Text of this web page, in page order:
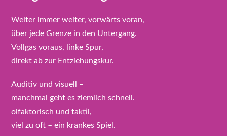
Weiter immer weiter, vorwärts voran,
über jede Grenze in den Untergang.
Vollgas voraus, linke Spur,
direkt ab zur Entziehungskur.
Auditiv und visuell –
manchmal geht es ziemlich schnell.
olfaktorisch und taktil,
viel zu oft – ein krankes Spiel.